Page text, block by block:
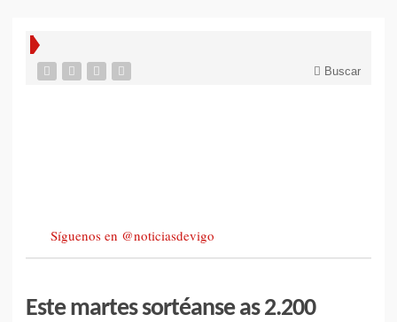
Buscar
Síguenos en @noticiasdevigo
Este martes sortéanse as 2.200